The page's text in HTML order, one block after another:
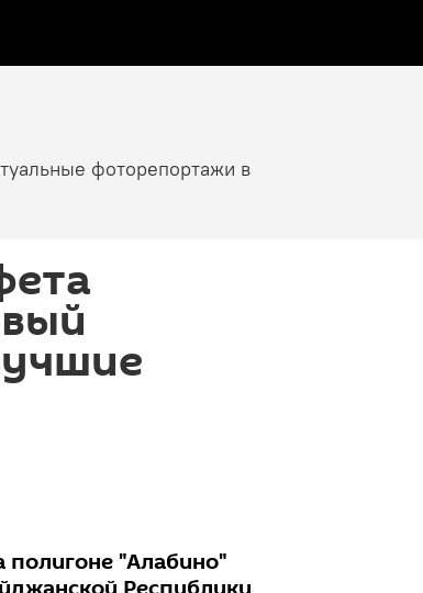
фоторепортажи в
полигоне "Алабино"